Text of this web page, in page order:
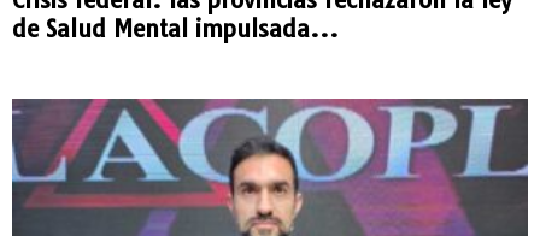
de Salud Mental impulsada...